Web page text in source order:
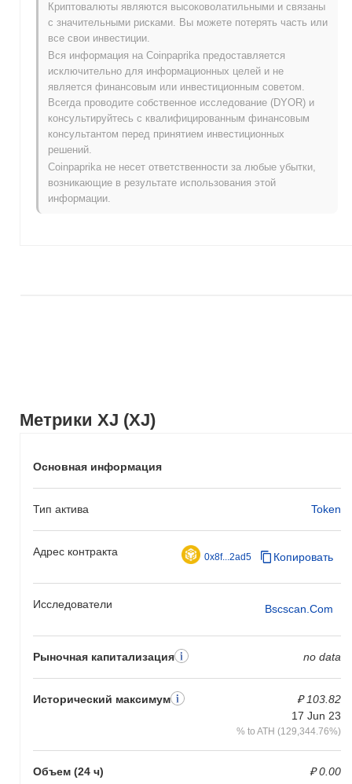
Метрики XJ (XJ)
Основная информация
Тип актива Token
Адрес контракта 0x8f...2ad5 Копировать
Исследователи Bscscan.com
Рыночная капитализация no data
Исторический максимум
₽ 103.82
17 Jun 23
% to ATH (129,344.76%)
Объем (24 ч) ₽ 0.00
XJ в настоящее время торгуется на
Как XJ работает по сравнению с более
широким криптовалютным рынком?
За последние 7 дней XJ вырос на0.00%, отставая от общего
криптовалютного рынка который показал рост на0.16%. Это
указывает на временное отставание в ценовом движении XJ
относительно более широкого рыночного импульса.
Криптовалюты являются высоковолатильными и связаны
с значительными рисками. Вы можете потерять часть или
все свои инвестиции.
Вся информация на Coinpaprika предоставляется
исключительно для информационных целей и не
является финансовым или инвестиционным советом.
Всегда проводите собственное исследование (DYOR) и
консультируйтесь с квалифицированным финансовым
консультантом перед принятием инвестиционных
решений.
Coinpaprika не несет ответственности за любые убытки,
возникающие в результате использования этой
информации.